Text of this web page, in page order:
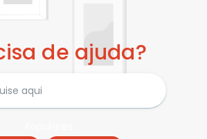
de ajuda?